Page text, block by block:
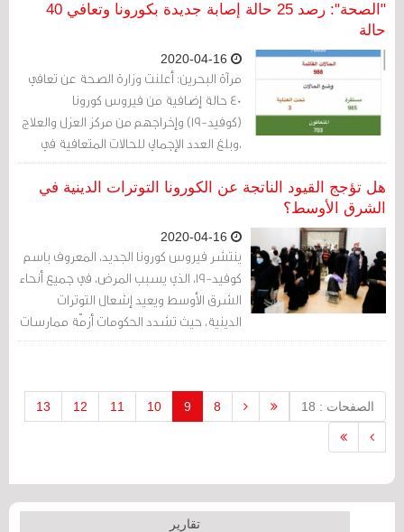
"الصحة": رصد 25 حالة إصابة جديدة بكورونا وتعافي 40
حالة
مرآة البحرين: أعلنت وزارة الصحة عن تعافي
40 حالة إضافية من فيروس كورونا
(كوفيد-19) وإخراجهم من مركز العزل والعلاج
،وبلغ العدد الإجمالي للحالات المتعافية في
البحرين 703 حالة حتى الآن.
هل تؤجج القيود الناتجة عن الكورونا التوترات الدينية في
الشرق الأوسط؟
ينتشر فيروس كورونا الجديد، المعروف باسم
كوفيد-19، الذي يسبب المرض، في جميع أنحاء
الشرق الأوسط ويعيد إشعال التوترات
الدينية، حيث تشدد الحكومات أزمّة ممارسات
طويلة الأمد باسم مكافحة الجائحة.
الصفحات : 18 8
9
10
11
12
13
تقارير